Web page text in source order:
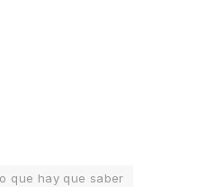
que hay que saber